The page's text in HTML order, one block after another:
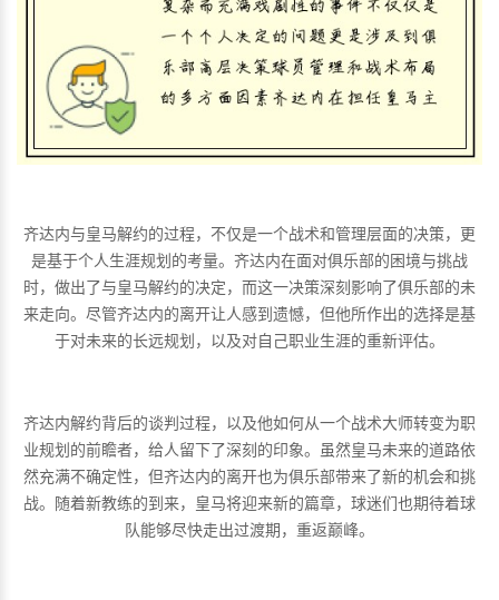
齐达内与皇马解约的过程，不仅是一个战术和管理层面的决策，更
是基于个人生涯规划的考量。齐达内在面对俱乐部的困境与挑战
时，做出了与皇马解约的决定，而这一决策深刻影响了俱乐部的未
来走向。尽管齐达内的离开让人感到遗憾，但他所作出的选择是基
于对未来的长远规划，以及对自己职业生涯的重新评估。
齐达内解约背后的谈判过程，以及他如何从一个战术大师转变为职
业规划的前瞻者，给人留下了深刻的印象。虽然皇马未来的道路依
然充满不确定性，但齐达内的离开也为俱乐部带来了新的机会和挑
战。随着新教练的到来，皇马将迎来新的篇章，球迷们也期待着球
队能够尽快走出过渡期，重返巅峰。